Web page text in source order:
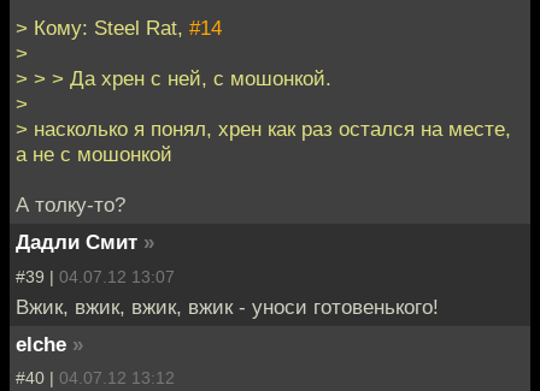
> Кому: Steel Rat, #14
>
> > > Да хрен с ней, с мошонкой.
>
> насколько я понял, хрен как раз остался на месте,
а не с мошонкой
А толку-то?
Дадли Смит »
#39 | 04.07.12 13:07
Вжик, вжик, вжик, вжик - уноси готовенького!
elche »
#40 | 04.07.12 13:12